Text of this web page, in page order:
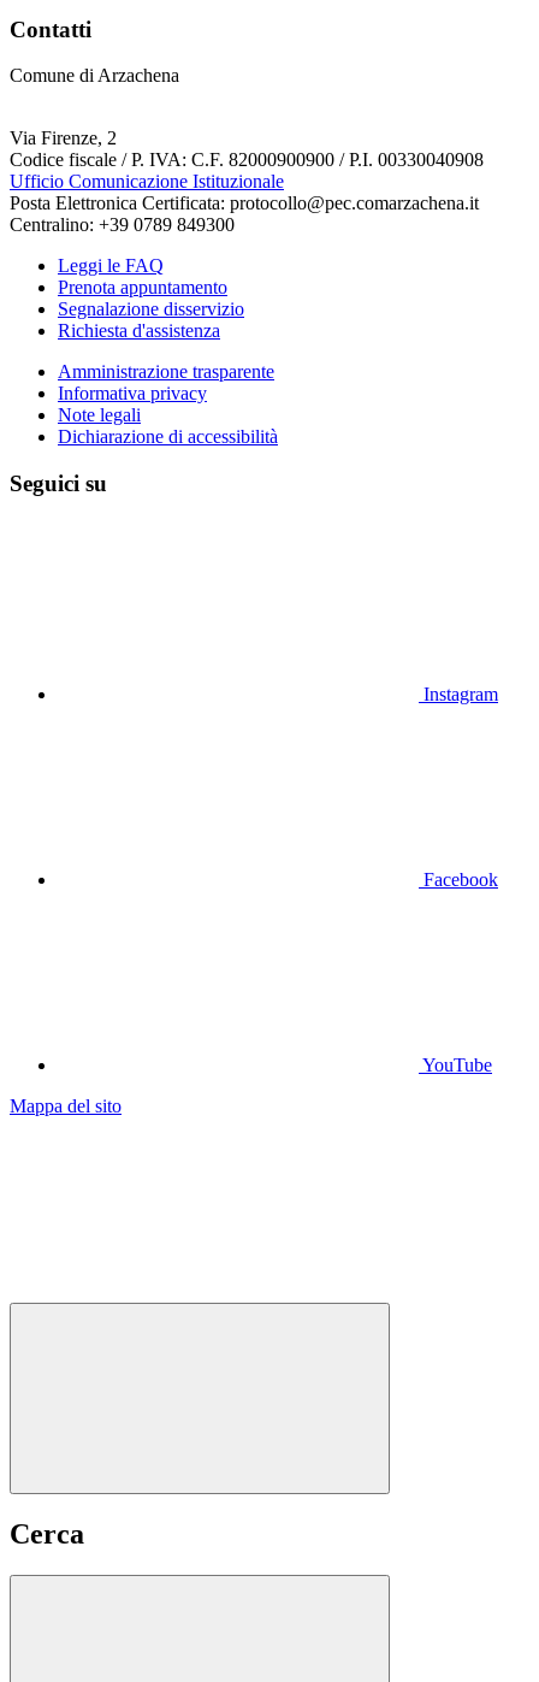
Contatti
Comune di Arzachena
Via Firenze, 2
Codice fiscale / P. IVA: C.F. 82000900900 / P.I. 00330040908
Ufficio Comunicazione Istituzionale
Posta Elettronica Certificata: protocollo@pec.comarzachena.it
Centralino: +39 0789 849300
Leggi le FAQ
Prenota appuntamento
Segnalazione disservizio
Richiesta d'assistenza
Amministrazione trasparente
Informativa privacy
Note legali
Dichiarazione di accessibilità
Seguici su
Instagram
Facebook
YouTube
Mappa del sito
Cerca